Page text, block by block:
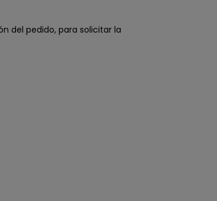
del pedido, para solicitar la